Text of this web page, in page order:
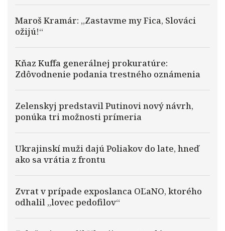
Maroš Kramár: „Zastavme my Fica, Slováci
ožijú!“
Kňaz Kuffa generálnej prokuratúre:
Zdôvodnenie podania trestného oznámenia
Zelenskyj predstavil Putinovi nový návrh,
ponúka tri možnosti prímeria
Ukrajinskí muži dajú Poliakov do late, hneď
ako sa vrátia z frontu
Zvrat v prípade exposlanca OĽaNO, ktorého
odhalil „lovec pedofilov“